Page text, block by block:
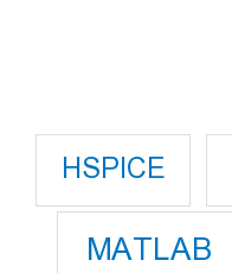
HSPICE
MATLAB